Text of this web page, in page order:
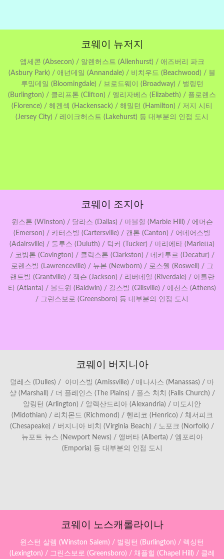
코웨이 뉴저지
앱세콘 (Absecon) / 알렌허스트 (Allenhurst) / 애즈버리 파크
(Asbury Park) / 애넌데일 (Annandale) / 비치우드 (Beachwood) / 블
루밍데일 (Bloomingdale) / 브로드웨이 (Broadway) / 벌링턴
(Burlington) / 클리프톤 (Clifton) / 엘리자베스 (Elizabeth) / 플로렌스
(Florence) / 헤켄섹 (Hackensack) / 해밀턴 (Hamilton) / 저지 시티
(Jersey City) / 레이크허스트 (Lakehurst) 등 대부분의 인접 도시
코웨이 조지아
윈스톤 (Winston) / 달라스 (Dallas) / 마블힐 (Marble Hill) / 에머슨
(Emerson) / 카터스빌 (Cartersville) / 캔톤 (Canton) / 어데어스빌
(Adairsville) / 둘루스 (Duluth) / 턱커 (Tucker) / 마리에타 (Marietta)
/ 코빙톤 (Covington) / 클락스톤 (Clarkston) / 데카투르 (Decatur) /
로렌스빌 (Lawrenceville) / 뉴본 (Newborn) / 로스웰 (Roswell) / 그
랜트빌 (Grantville) / 잭슨 (Jackson) / 리버데일 (Riverdale) / 아틀란
타 (Atlanta) / 볼드윈 (Baldwin) / 길스빌 (Gillsville) / 애선스 (Athens)
/ 그린스보로 (Greensboro) 등 대부분의 인접 도시
코웨이 버지니아
덜레스 (Dulles) / 아미스빌 (Amissville) / 매나사스 (Manassas) / 마
샬 (Marshall) / 더 플레인스 (The Plains) / 폴스 처치 (Falls Church) /
알링턴 (Arlington) / 알렉산드리아 (Alexandria) / 미도시안
(Midothian) / 리치몬드 (Richmond) / 헨리코 (Henrico) / 체서피크
(Chesapeake) / 버지니아 비치 (Virginia Beach) / 노포크 (Norfolk) /
뉴포트 뉴스 (Newport News) / 앨버타 (Alberta) / 엠포리아
(Emporia) 등 대부분의 인접 도시
코웨이 노스캐롤라이나
윈스턴 살렘 (Winston Salem) / 벌링턴 (Burlington) / 렉싱턴
(Lexington) / 그린스보로 (Greensboro) / 채플힐 (Chapel Hill) / 클레